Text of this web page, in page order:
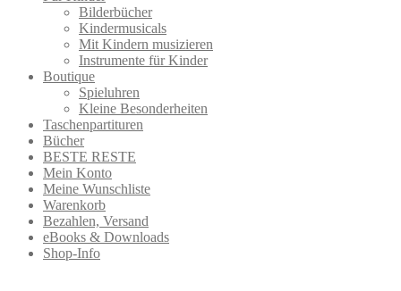
Bilderbücher
Kindermusicals
Mit Kindern musizieren
Instrumente für Kinder
Boutique
Spieluhren
Kleine Besonderheiten
Taschenpartituren
Bücher
BESTE RESTE
Mein Konto
Meine Wunschliste
Warenkorb
Bezahlen, Versand
eBooks & Downloads
Shop-Info